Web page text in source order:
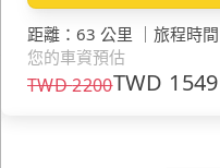
距離 ： 63 公里 ｜ 旅程時間
您的車資預估
TWD2200TWD 1549